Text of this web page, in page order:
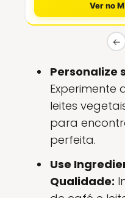
Ver no
←
Personalize
Experimente
leites
para
perfeita.
Use
Qualidade: